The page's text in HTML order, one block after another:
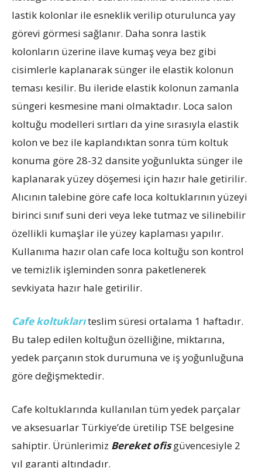
lastik kolonlar ile esneklik verilip oturulunca yay
görevi görmesi sağlanır. Daha sonra lastik
kolonların üzerine ilave kumaş veya bez gibi
cisimlerle kaplanarak sünger ile elastik kolonun
teması kesilir. Bu ileride elastik kolonun zamanla
süngeri kesmesine mani olmaktadır. Loca salon
koltuğu modelleri sırtları da yine sırasıyla elastik
kolon ve bez ile kaplandıktan sonra tüm koltuk
konuma göre 28-32 dansite yoğunlukta sünger ile
kaplanarak yüzey döşemesi için hazır hale getirilir.
Alıcının talebine göre cafe loca koltuklarının yüzeyi
birinci sınıf suni deri veya leke tutmaz ve silinebilir
özellikli kumaşlar ile yüzey kaplaması yapılır.
Kullanıma hazır olan cafe loca koltuğu son kontrol
ve temizlik işleminden sonra paketlenerek
sevkiyata hazır hale getirilir.
Cafe koltuklarıteslim süresi ortalama 1 haftadır.
Bu talep edilen koltuğun özelliğine, miktarına,
yedek parçanın stok durumuna ve iş yoğunluğuna
göre değişmektedir.
Cafe koltuklarında kullanılan tüm yedek parçalar
ve aksesuarlar Türkiye’de üretilip TSE belgesine
sahiptir. Ürünlerimiz Bereket ofisgüvencesiyle 2
yıl garanti altındadır.